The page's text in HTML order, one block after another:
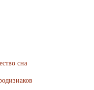
сна